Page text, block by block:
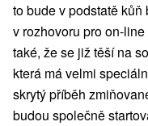
to bude v podstatě
v rozhovoru pro on-
také, že se již těší na
která má velmi
skrytý příběh
budou společně